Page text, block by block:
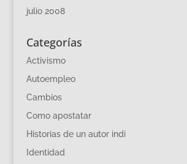
julio 2008
Categorías
Activismo
Autoempleo
Cambios
Como apostatar
Historias de un autor indi
Identidad